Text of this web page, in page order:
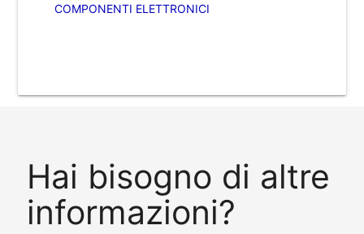
COMPONENTI ELETTRONICI
Hai bisogno di altre
informazioni?